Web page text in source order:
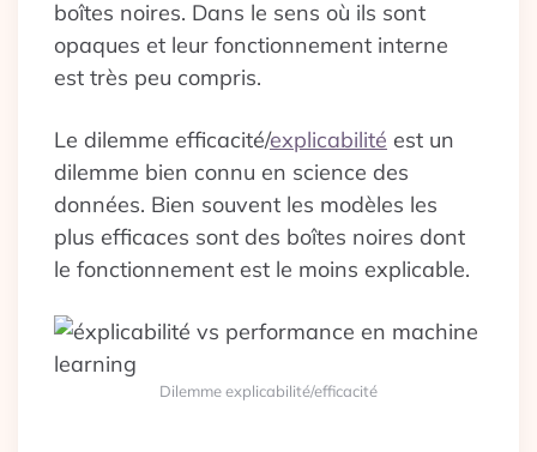
boîtes noires. Dans le sens où ils sont
opaques et leur fonctionnement interne
est très peu compris.
Le dilemme efficacité/explicabilité est un
dilemme bien connu en science des
données. Bien souvent les modèles les
plus efficaces sont des boîtes noires dont
le fonctionnement est le moins explicable.
Dilemme explicabilité/efficacité